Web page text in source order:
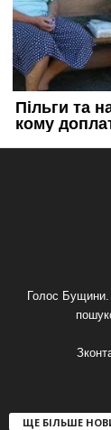
Голос Бущини.
ЩЕ БІЛЬШЕ